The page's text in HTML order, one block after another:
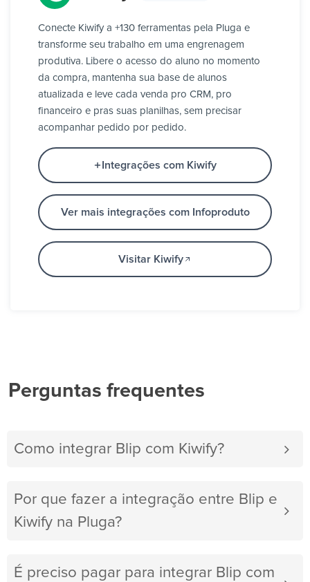
Conecte Kiwify a +130 ferramentas pela Pluga e
transforme seu trabalho em uma engrenagem
produtiva. Libere o acesso do aluno no momento
da compra, mantenha sua base de alunos
atualizada e leve cada venda pro CRM, pro
financeiro e pras suas planilhas, sem precisar
acompanhar pedido por pedido.
Integrações com Kiwify
Ver mais integrações com Infoproduto
Visitar Kiwify
Perguntas frequentes
Como integrar Blip com Kiwify?
Por que fazer a integração entre Blip e
Kiwify na Pluga?
É preciso pagar para integrar Blip com